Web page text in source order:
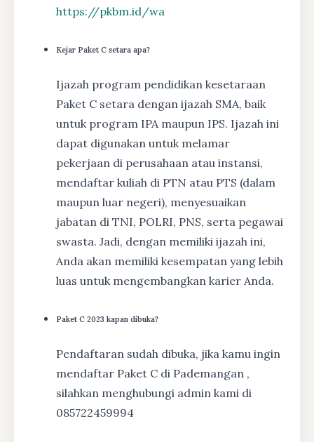
https://pkbm.id/wa
Kejar Paket C setara apa?
Ijazah program pendidikan kesetaraan
Paket C setara dengan ijazah SMA, baik
untuk program IPA maupun IPS. Ijazah ini
dapat digunakan untuk melamar
pekerjaan di perusahaan atau instansi,
mendaftar kuliah di PTN atau PTS (dalam
maupun luar negeri), menyesuaikan
jabatan di TNI, POLRI, PNS, serta pegawai
swasta. Jadi, dengan memiliki ijazah ini,
Anda akan memiliki kesempatan yang lebih
luas untuk mengembangkan karier Anda.
Paket C 2023 kapan dibuka?
Pendaftaran sudah dibuka, jika kamu ingin
mendaftar Paket C di Pademangan ,
silahkan menghubungi admin kami di
085722459994